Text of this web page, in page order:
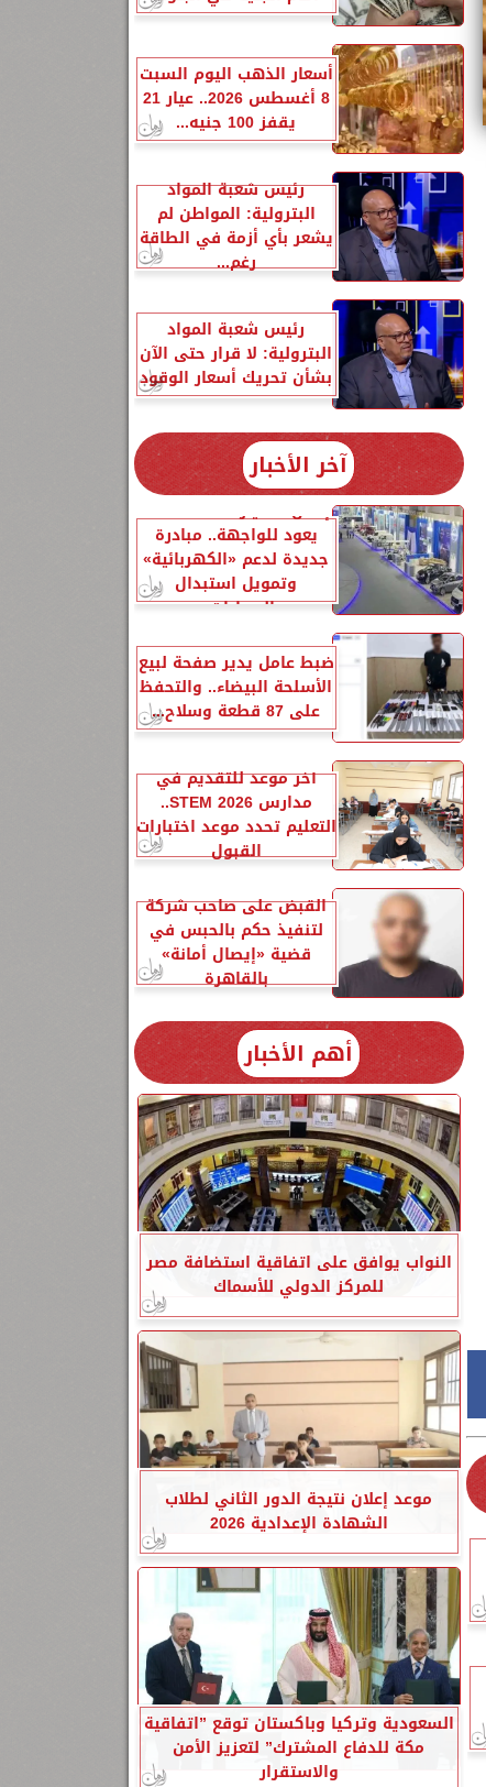
أسعار الذهب اليوم السبت
8 أغسطس 2026.. عيار 21
يقفز 100 جنيه...
رئيس شعبة المواد
البترولية: المواطن لم
يشعر بأي أزمة في الطاقة
رغم...
رئيس شعبة المواد
البترولية: لا قرار حتى الآن
بشأن تحريك أسعار الوقود
آخر الأخبار
إحلال السيارات المتهالكة
يعود للواجهة.. مبادرة
جديدة لدعم «الكهربائية»
وتمويل استبدال
السيارات...
ضبط عامل يدير صفحة لبيع
الأسلحة البيضاء.. والتحفظ
على 87 قطعة وسلاح...
آخر موعد للتقديم في
مدارس STEM 2026..
التعليم تحدد موعد اختبارات
القبول
القبض على صاحب شركة
لتنفيذ حكم بالحبس في
قضية «إيصال أمانة»
بالقاهرة
أهم الأخبار
النواب يوافق على اتفاقية استضافة مصر
للمركز الدولي للأسماك
موعد إعلان نتيجة الدور الثاني لطلاب
الشهادة الإعدادية 2026
السعودية وتركيا وباكستان توقع ”اتفاقية
مكة للدفاع المشترك” لتعزيز الأمن
والاستقرار